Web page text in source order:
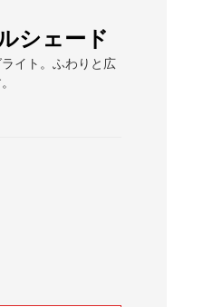
シェード
イト。ふわりと広